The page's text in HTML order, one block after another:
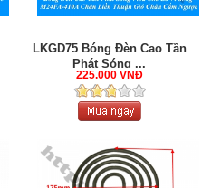
LKGD75 Bóng Đèn Cao Tần
Phát Sóng ...
225.000 VNĐ